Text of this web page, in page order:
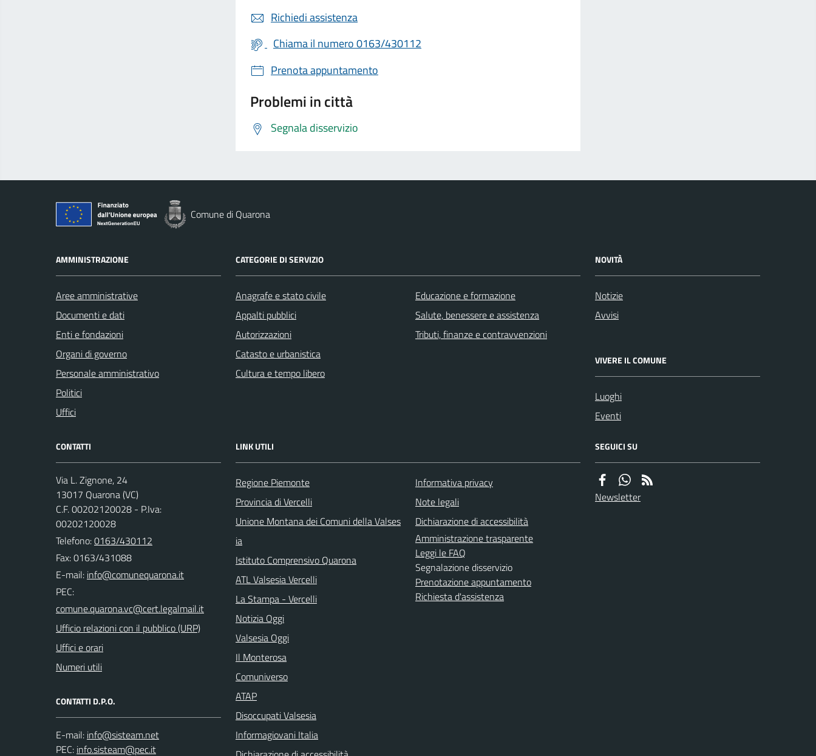
Richiedi assistenza
Chiama il numero 0163/430112
Prenota appuntamento
Problemi in città
Segnala disservizio
Comune di Quarona
AMMINISTRAZIONE
Aree amministrative
Documenti e dati
Enti e fondazioni
Organi di governo
Personale amministrativo
Politici
Uffici
CATEGORIE DI SERVIZIO
Anagrafe e stato civile
Appalti pubblici
Autorizzazioni
Catasto e urbanistica
Cultura e tempo libero
Educazione e formazione
Salute, benessere e assistenza
Tributi, finanze e contravvenzioni
NOVITÀ
Notizie
Avvisi
VIVERE IL COMUNE
Luoghi
Eventi
CONTATTI
Via L. Zignone, 24
13017 Quarona (VC)
C.F. 00202120028 - P.Iva:
00202120028
Telefono:0163/430112
Fax: 0163/431088
E-mail:
PEC:
Ufficio relazioni con il pubblico (URP)
Uffici e orari
Numeri utili
CONTATTI D.P.O.
E-mail:
PEC:
LINK UTILI
Regione Piemonte
Provincia di Vercelli
Unione Montana dei Comuni della Valses
ia
Istituto Comprensivo Quarona
ATL Valsesia Vercelli
La Stampa - Vercelli
Notizia Oggi
Valsesia Oggi
Il Monterosa
Comuniverso
ATAP
Disoccupati Valsesia
Informagiovani Italia
Informativa privacy
Note legali
Dichiarazione di accessibilità
Amministrazione trasparente
Leggi le FAQ
Segnalazione disservizio
Prenotazione appuntamento
Richiesta d'assistenza
SEGUICI SU
Newsletter